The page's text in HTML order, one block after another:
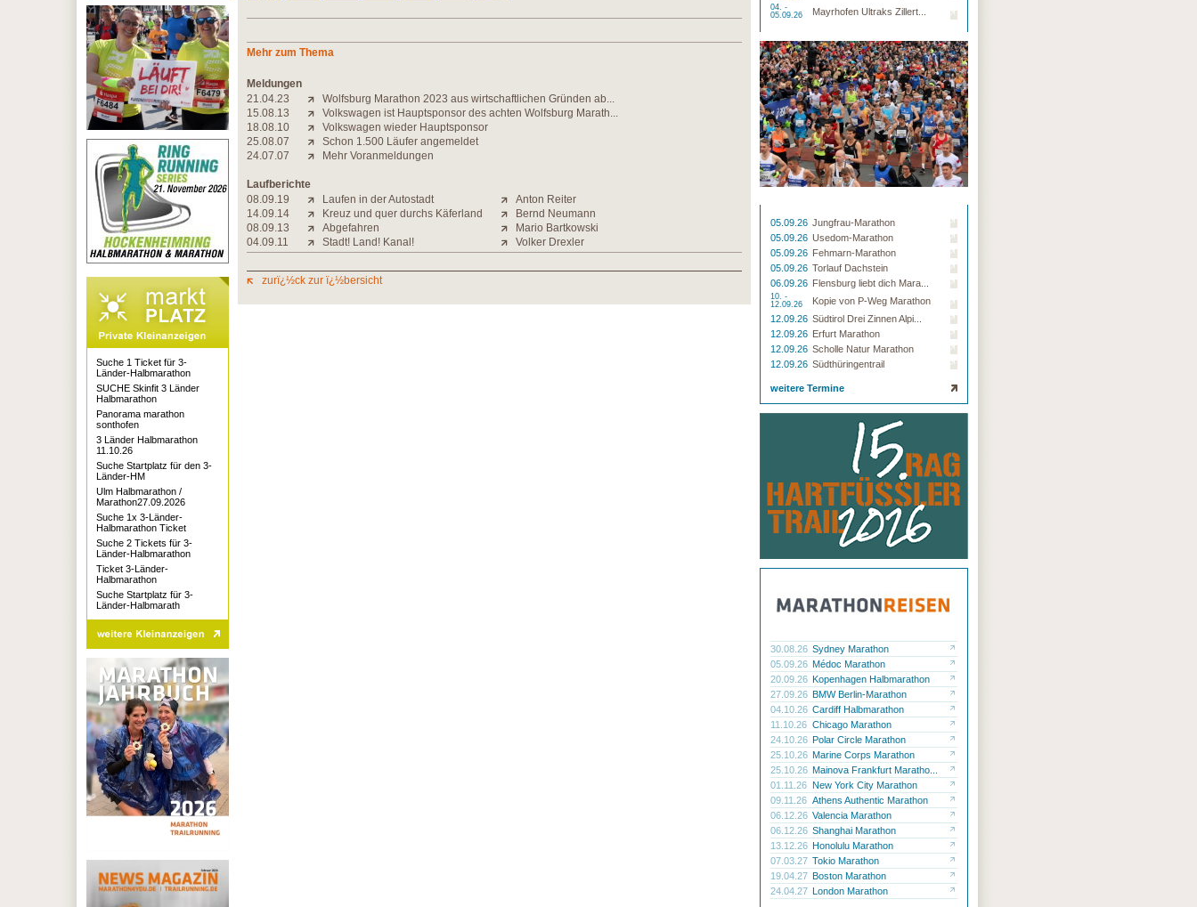
Mehr zum Thema
Meldungen
21.04.23
Wolfsburg Marathon 2023 aus wirtschaftlichen Gründen ab...
15.08.13
Volkswagen ist Hauptsponsor des achten Wolfsburg Marath...
18.08.10
Volkswagen wieder Hauptsponsor
25.08.07
Schon 1.500 Läufer angemeldet
24.07.07
Mehr Voranmeldungen
Laufberichte
08.09.19
Laufen in der Autostadt
Anton Reiter
14.09.14
Kreuz und quer durchs Käferland
Bernd Neumann
08.09.13
Abgefahren
Mario Bartkowski
04.09.11
Stadt! Land! Kanal! Volker Drexler
zurï¿½ck zur ï¿½bersicht
04. -
05.09.26
Mayrhofen Ultraks Zillert...
05.09.26 Jungfrau-Marathon
05.09.26 Usedom-Marathon
05.09.26 Fehmarn-Marathon
05.09.26 Torlauf Dachstein
06.09.26 Flensburg liebt dich Mara...
10. -
12.09.26
Kopie von P-Weg Marathon
12.09.26 Südtirol Drei Zinnen Alpi...
12.09.26 Erfurt Marathon
12.09.26 Scholle Natur Marathon
12.09.26 Südthüringentrail
weitere Termine
30.08.26 Sydney Marathon
05.09.26 Médoc Marathon
20.09.26 Kopenhagen Halbmarathon
27.09.26 BMW Berlin-Marathon
04.10.26 Cardiff Halbmarathon
11.10.26 Chicago Marathon
24.10.26 Polar Circle Marathon
25.10.26 Marine Corps Marathon
25.10.26 Mainova Frankfurt Maratho...
01.11.26 New York City Marathon
09.11.26 Athens Authentic Marathon
06.12.26 Valencia Marathon
06.12.26 Shanghai Marathon
13.12.26 Honolulu Marathon
07.03.27 Tokio Marathon
19.04.27 Boston Marathon
24.04.27 London Marathon
Suche 1 Ticket für 3-
Länder-Halbmarathon
SUCHE Skinfit 3 Länder
Halbmarathon
Panorama marathon
sonthofen
3 Länder Halbmarathon
11.10.26
Suche Startplatz für den 3-
Länder-HM
Ulm Halbmarathon /
Marathon27.09.2026
Suche 1x 3-Länder-
Halbmarathon Ticket
Suche 2 Tickets für 3-
Länder-Halbmarathon
Ticket 3-Länder-
Halbmarathon
Suche Startplatz für 3-
Länder-Halbmarath